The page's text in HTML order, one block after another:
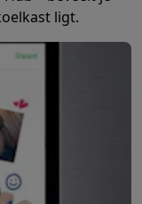
dekens
kattenbak
ligt.